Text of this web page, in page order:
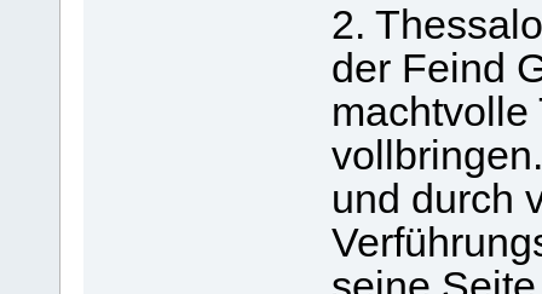
2.
der Feind
machtvolle
und durch